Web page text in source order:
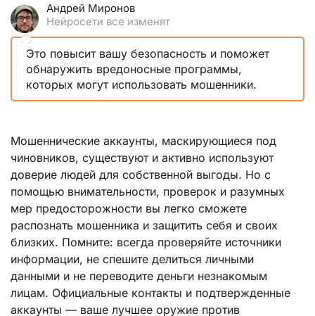
Андрей Миронов
Нейросети все изменят
Это повысит вашу безопасность и поможет
обнаружить вредоносные программы,
которых могут использовать мошенники.
Мошеннические аккаунты, маскирующиеся под
чиновников, существуют и активно используют
доверие людей для собственной выгоды. Но с
помощью внимательности, проверок и разумных
мер предосторожности вы легко сможете
распознать мошенника и защитить себя и своих
близких. Помните: всегда проверяйте источники
информации, не спешите делиться личными
данными и не переводите деньги незнакомым
лицам. Официальные контакты и подтвержденные
аккаунты — ваше лучшее оружие против